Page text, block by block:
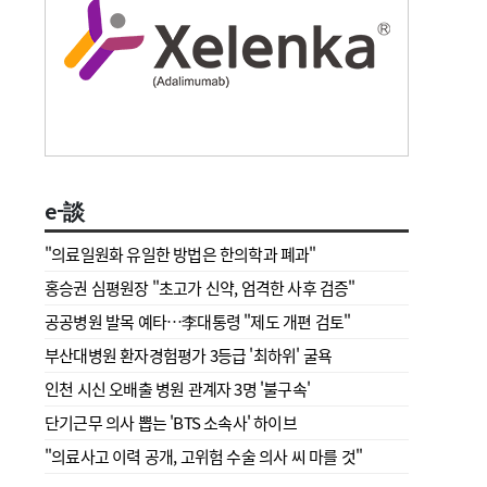
e-談
"의료일원화 유일한 방법은 한의학과 폐과"
홍승권 심평원장 " 초고가 신약, 엄격한 사후 검증"
공공병원 발목 예타…李대통령 "제도 개편 검토"
부산대병원 환자경험평가 3등급 '최하위' 굴욕
인천 시신 오배출 병원 관계자 3명 '불구속'
단기근무 의사 뽑는 'BTS 소속사' 하이브
"의료사고 이력 공개, 고위험 수술 의사 씨 마를 것"